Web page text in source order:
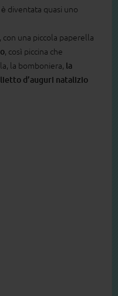
diventata quasi uno
, con una piccola paperella
, così piccina che
la bomboniera, la
d’auguri natalizio